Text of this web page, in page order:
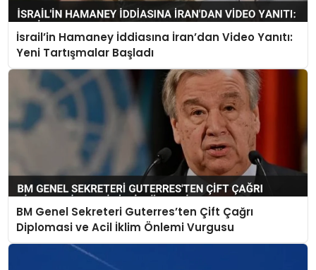
İsrail’in Hamaney İddiasına İran’dan Video Yanıtı:
Yeni Tartışmalar Başladı
BM Genel Sekreteri Guterres’ten Çift Çağrı
Diplomasi ve Acil İklim Önlemi Vurgusu